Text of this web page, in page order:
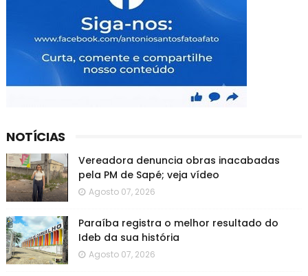
NOTÍCIAS
Vereadora denuncia obras inacabadas
pela PM de Sapé; veja vídeo
Agosto 07, 2026
Paraíba registra o melhor resultado do
Ideb da sua história
Agosto 07, 2026